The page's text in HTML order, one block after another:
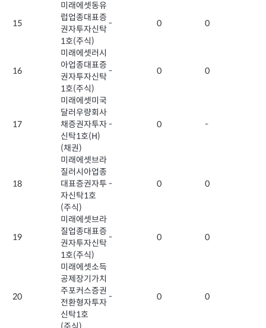
15
미래에셋동유
럽업종대표증
권자투자신탁
1호(주식)
- 0 0
16
미래에셋러시
아업종대표증
권자투자신탁
1호(주식)
- 0 0
17
미래에셋미국
달러우량회사
채증권자투자
신탁1호(H)
(채권)
- 0 -
18
미래에셋브라
질러시아업종
대표증권자투
자신탁1호
(주식)
- 0 0
19
미래에셋브라
질업종대표증
권자투자신탁
1호(주식)
- 0 0
20
미래에셋소득
공제장기가치
주포커스증권
전환형자투자
신탁1호
- 0 0